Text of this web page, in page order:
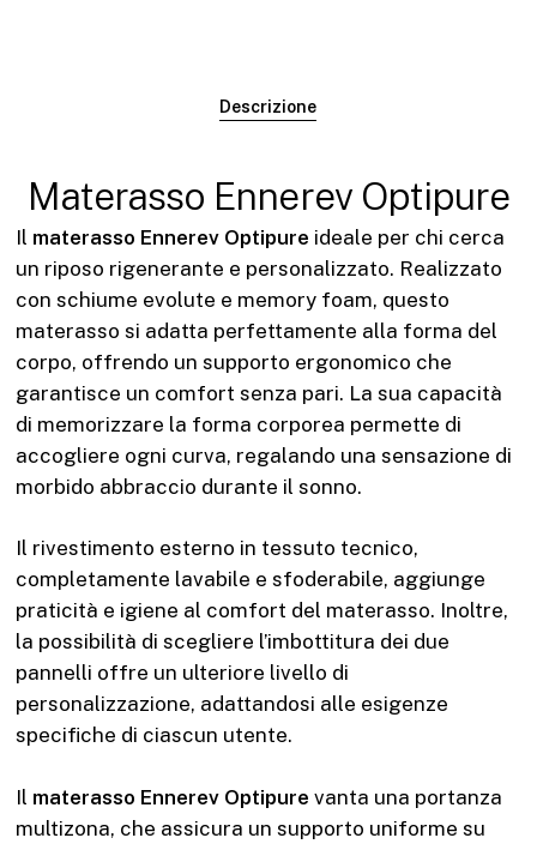
Descrizione
Materasso Ennerev Optipure
Il materasso Ennerev Optipure ideale per chi cerca
un riposo rigenerante e personalizzato. Realizzato
con schiume evolute e memory foam, questo
materasso si adatta perfettamente alla forma del
corpo, offrendo un supporto ergonomico che
garantisce un comfort senza pari. La sua capacità
di memorizzare la forma corporea permette di
accogliere ogni curva, regalando una sensazione di
morbido abbraccio durante il sonno.
Il rivestimento esterno in tessuto tecnico,
completamente lavabile e sfoderabile, aggiunge
praticità e igiene al comfort del materasso. Inoltre,
la possibilità di scegliere l’imbottitura dei due
pannelli offre un ulteriore livello di
personalizzazione, adattandosi alle esigenze
specifiche di ciascun utente.
Il materasso Ennerev Optipure vanta una portanza
multizona, che assicura un supporto uniforme su